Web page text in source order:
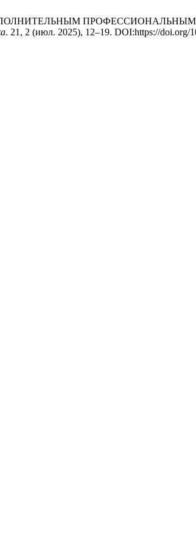
. 21, 2 (июл. 2025), 12–19. DOI:https://doi.org/